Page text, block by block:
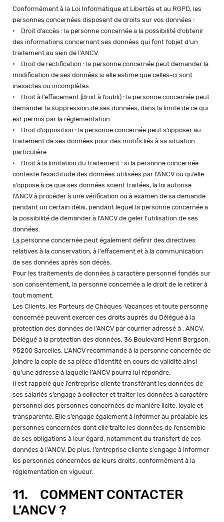
Conformément à la Loi Informatique et Libertés et au RGPD, les
personnes concernées disposent de droits sur vos données :
• Droit d’accès : la personne concernée a la possibilité d’obtenir
des informations concernant ses données qui font l’objet d’un
traitement au sein de l’ANCV.
• Droit de rectification : la personne concernée peut demander la
modification de ses données si elle estime que celles-ci sont
inexactes ou incomplètes.
• Droit à l’effacement (droit à l’oubli) : la personne concernée peut
demander la suppression de ses données, dans la limite de ce qui
est permis par la réglementation.
• Droit d’opposition : la personne concernée peut s’opposer au
traitement de ses données pour des motifs liés à sa situation
particulière.
• Droit à la limitation du traitement : si la personne concernée
conteste l’exactitude des données utilisées par l’ANCV ou qu’elle
s’oppose à ce que ses données soient traitées, la loi autorise
l’ANCV à procéder à une vérification ou à examen de sa demande
pendant un certain délai, pendant lequel la personne concernée a
la possibilité de demander à l’ANCV de geler l’utilisation de ses
données.
La personne concernée peut également définir des directives
relatives à la conservation, à l'effacement et à la communication
de ses données après son décès.
Pour les traitements de données à caractère personnel fondés sur
son consentement, la personne concernée a le droit de le retirer à
tout moment.
Les Clients, les Porteurs de Chèques-Vacances et toute personne
concernée peuvent exercer ces droits auprès du Délégué à la
protection des données de l’ANCV par courrier adressé à : ANCV,
Délégué à la protection des données, 36 Boulevard Henri Bergson,
95200 Sarcelles. L’ANCV recommande à la personne concernée de
joindre la copie de sa pièce d’identité en cours de validité ainsi
qu’une adresse à laquelle l’ANCV pourra lui répondre.
Il est rappelé que l’entreprise cliente transférant les données de
ses salariés s’engage à collecter et traiter les données à caractère
personnel des personnes concernées de manière licite, loyale et
transparente. Elle s’engage également à informer au préalable les
personnes concernées dont elle traite les données de l’ensemble
de ses obligations à leur égard, notamment du transfert de ces
données à l’ANCV. De plus, l’entreprise cliente s’engage à informer
les personnes concernées de leurs droits, conformément à la
réglementation en vigueur.
11. COMMENT CONTACTER
L’ANCV ?